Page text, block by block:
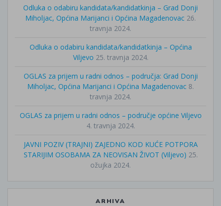
Odluka o odabiru kandidata/kandidatkinja – Grad Donji
Miholjac, Općina Marijanci i Općina Magadenovac 26.
travnja 2024.
Odluka o odabiru kandidata/kandidatkinja – Općina
Viljevo 25. travnja 2024.
OGLAS za prijem u radni odnos – područja: Grad Donji
Miholjac, Općina Marijanci i Općina Magadenovac 8.
travnja 2024.
OGLAS za prijem u radni odnos – područje općine Viljevo
4. travnja 2024.
JAVNI POZIV (TRAJNI) ZAJEDNO KOD KUĆE POTPORA
STARIJIM OSOBAMA ZA NEOVISAN ŽIVOT (Viljevo) 25.
ožujka 2024.
ARHIVA